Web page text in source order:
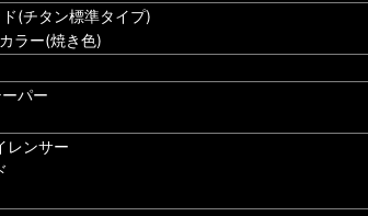
チタン標準タイプ)
ラー(焼き色)
パー
レンサー